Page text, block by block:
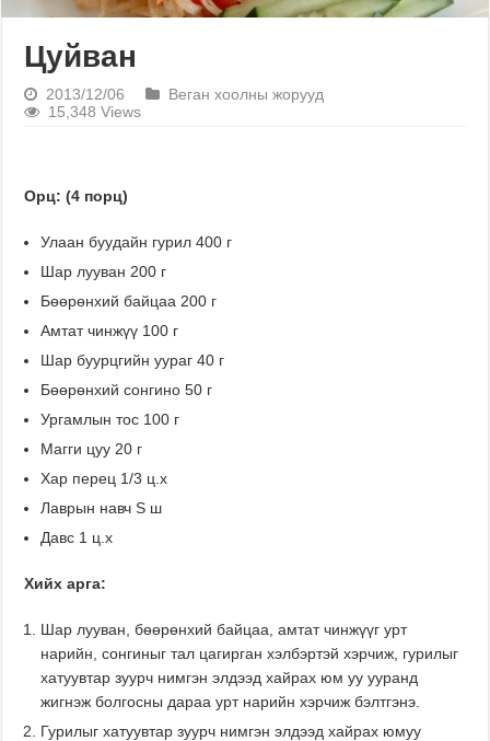
Цуйван
2013/12/06
Веган хоолны жорууд
15,348 Views
Орц: (4 порц)
Улаан буудайн гурил 400 г
Шар лууван 200 г
Бөөрөнхий байцаа 200 г
Амтат чинжүү 100 г
Шар буурцгийн уураг 40 г
Бөөрөнхий сонгино 50 г
Ургамлын тос 100 г
Магги цуу 20 г
Хар перец 1/3 ц.х
Лаврын навч Ѕ ш
Давс 1 ц.х
Хийх арга:
Шар лууван, бөөрөнхий байцаа, амтат чинжүүг урт
нарийн, сонгиныг тал цагирган хэлбэртэй хэрчиж, гурилыг
хатуувтар зуурч нимгэн элдээд хайрах юм уу ууранд
жигнэж болгосны дараа урт нарийн хэрчиж бэлтгэнэ.
Гурилыг хатуувтар зуурч нимгэн элдээд хайрах юмуу